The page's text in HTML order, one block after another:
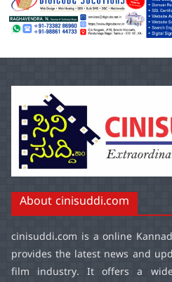
About cinisuddi.com
cinisuddi.com is a online
provides the latest news and
film industry. It offers a